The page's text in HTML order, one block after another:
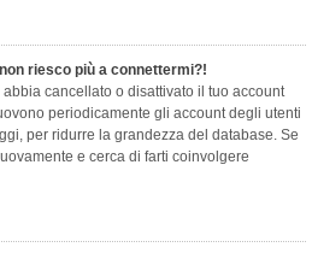
riesco più a connettermi?!
cancellato o disattivato il tuo account
periodicamente gli account degli utenti
per ridurre la grandezza del database. Se
e cerca di farti coinvolgere